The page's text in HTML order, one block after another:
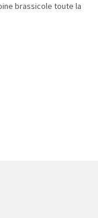
brassicole toute la